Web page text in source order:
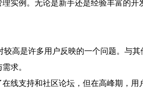
实例。无论是新手还是经验丰富的
高是许多用户反映的一个问题。与
求。
线支持和社区论坛，但在高峰期，